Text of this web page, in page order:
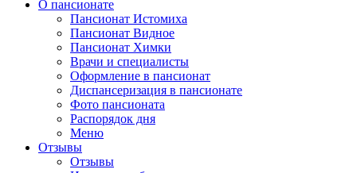
О пансионате
Пансионат Истомиха
Пансионат Видное
Пансионат Химки
Врачи и специалисты
Оформление в пансионат
Диспансеризация в пансионате
Фото пансионата
Распорядок дня
Меню
Отзывы
Отзывы